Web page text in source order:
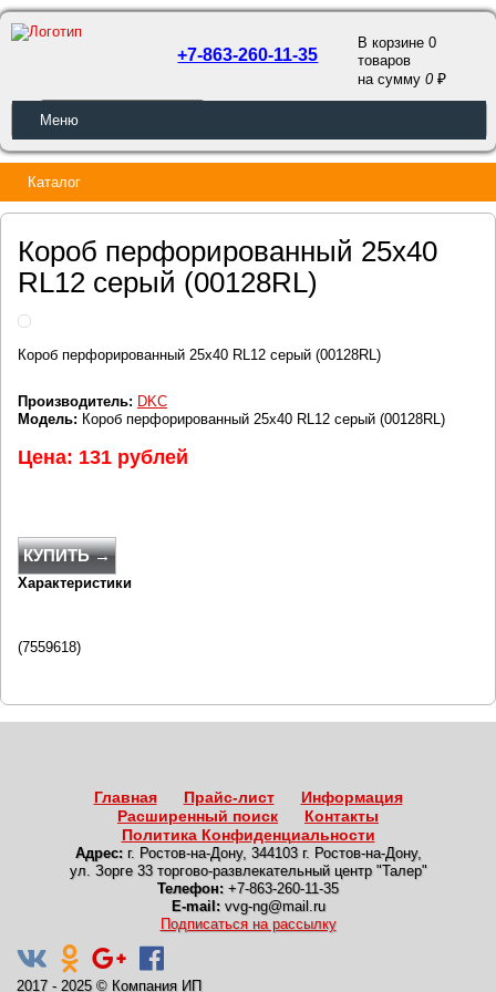
ОБРАТНЫЙ ЗВОНОК
+7-863-260-11-35
В корзине 0
товаров
на сумму0
Меню
Каталог
Короб перфорированный 25x40
RL12 серый (00128RL)
Короб перфорированный 25x40 RL12 серый (00128RL)
Производитель: DKC
Модель: Короб перфорированный 25x40 RL12 серый (00128RL)
Цена: 131 рублей
КУПИТЬ →
Характеристики
(7559618)
Главная Прайс-лист
Информация
Расширенный поиск
Контакты
Политика Конфиденциальности
Адрес: г. Ростов-на-Дону, 344103 г. Ростов-на-Дону,
ул. Зорге 33 торгово-развлекательный центр "Талер"
Телефон: +7-863-260-11-35
E-mail: vvg-ng@mail.ru
Подписаться на рассылку
2017 - 2025 © Компания ИП